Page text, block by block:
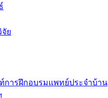
ย
ารฝึกอบรมแพทย์ประจำบ้าน